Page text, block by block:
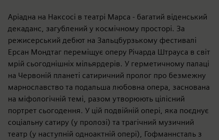
Аріадна на Наксосі в театрі Марса - багатий віденський
декаданс, загублений у космічному просторі. За
режисерський дебют на Зальцбурзькому фестивалі
Ерсан Мондтаг переміщує оперу Річарда Штрауса в світ
мрій сьогоднішніх мільярдерів. У герметичному палаці
на Червоній планеті сатиричний пролог про безмежну
марнославство та подальша любовна опера, заснована
на міфологічній темі, разом утворюють цілісний
портрет сьогодення. У цій подвійній опері, яка поєднує
соціальну сатиру (у пролозі) та трагічний музичний
театр (у наступній одноактній опері), Гофманнсталь з